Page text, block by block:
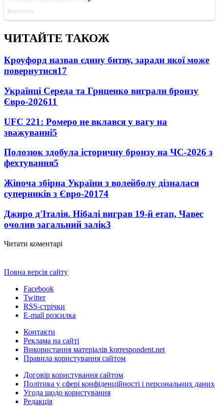
ЧИТАЙТЕ ТАКОЖ
Кроуфорд назвав єдину битву, заради якої може
повернутися17
Українці Середа та Гриценко виграли бронзу
Євро-202611
UFC 221: Ромеро не вклався у вагу на
зважуванні5
Полозюк здобула історичну бронзу на ЧС-2026 з
фехтування5
Жіноча збірна України з волейболу дізналася
суперників з Євро-20174
Джиро д'Італія. Нібалі виграв 19-й етап, Чавес
очолив загальний залік3
Читати коментарі
Повна версія сайту
Facebook
Twitter
RSS-стрічки
E-mail розсилка
Контакти
Реклама на сайті
Використання матеріалів korrespondent.net
Правила користування сайтом
Договір користування сайтом
Політика у сфері конфіденційності і персональних даних
Угода щодо користування
Редакція